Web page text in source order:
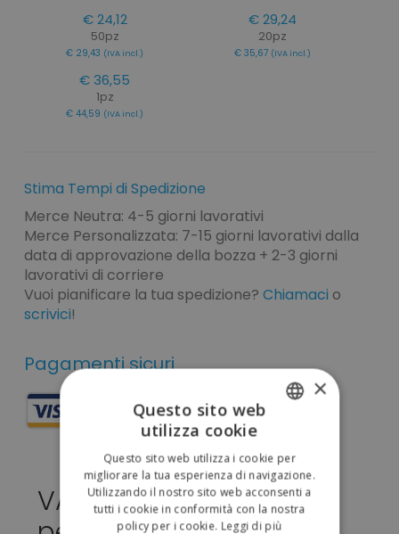
€ 24,12
50pz
€ 29,43 (IVA incl.)
€ 29,24
20pz
€ 35,67 (IVA incl.)
€ 36,55
1pz
€ 44,59 (IVA incl.)
Stima Tempi di Spedizione
Merce Neutra: 4-5 giorni lavorativi
Merce Personalizzata: 7-15 giorni lavorativi dalla
data di approvazione della bozza + 2-3 giorni
lavorativi di corriere
Vuoi pianificare la tua spedizione? Chiamaci o
scrivici!
Pagamenti sicuri
VALLEY ROLLPACK da
ENGLISH
×
Questo sito web
utilizza cookie
Questo sito web utilizza i cookie per
migliorare la tua esperienza di navigazione.
Utilizzando il nostro sito web acconsenti a
tutti i cookie in conformità con la nostra
policy per i cookie. Leggi di più